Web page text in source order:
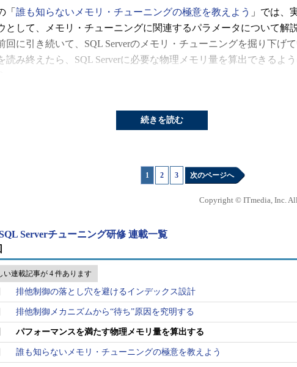
「 誰も知らないメモリ・チューニングの極意を教えよう 」では、
として、メモリ・チューニングに関連するパラメータについて解
回に引き続いて、SQL Serverのメモリ・チューニングを掘り下げ
読み終えたら、SQL Serverに必要な物理メモリ量を算出できるよ
を満たす物理メモリを設計することが基本
が使用するバッファプール内のメモリ総量を設定するのは、前
memory」という「sp_configure」の中のパラメータで、既定値
な物理メモリの空き容量を確認し、メモリを動的に使用するよう
ルなどではメモリの動的使用を推奨していますが、ミッションク
では、実際の運用で使用するOSおよびSQL Serverのメモリ総量を
に見合った物理メモリを搭載して「max server memory」を手動で
、私の持論です。
要なメモリの総量を知るにはどうしたらよいのでしょうか。図1
続きを読む
1 2 3 次のページへ
Copyright © ITmedia, Inc.
Serverチューニング研修 連載一覧
い連載記事が 4 件あります
排他制御の落とし穴を避けるインデックス設計
排他制御メカニズムから“待ち”原因を究明する
パフォーマンスを満たす物理メモリ量を算出する
誰も知らないメモリ・チューニングの極意を教えよう